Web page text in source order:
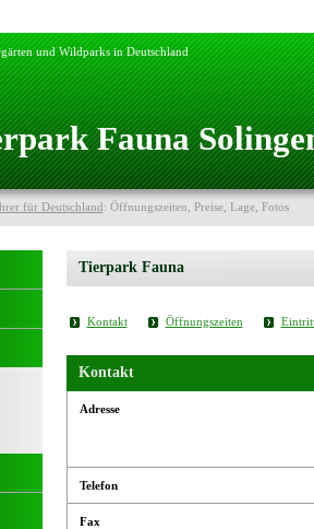
und Wildparks in Deutschland
Fauna
für Deutschland: Öffnungszeiten, Preise, Lage, Fotos
Tierpark Fauna
Kontakt Öffnungszeiten
Kontakt
Adresse
Telefon
Fax